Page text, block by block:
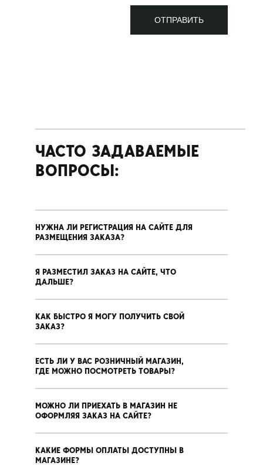
ЧАСТО ЗАДАВАЕМЫЕ
ВОПРОСЫ:
НУЖНА ЛИ РЕГИСТРАЦИЯ НА САЙТЕ ДЛЯ
РАЗМЕЩЕНИЯ ЗАКАЗА?
Я РАЗМЕСТИЛ ЗАКАЗ НА САЙТЕ, ЧТО
ДАЛЬШЕ?
КАК БЫСТРО Я МОГУ ПОЛУЧИТЬ СВОЙ
ЗАКАЗ?
ЕСТЬ ЛИ У ВАС РОЗНИЧНЫЙ МАГАЗИН,
ГДЕ МОЖНО ПОСМОТРЕТЬ ТОВАРЫ?
МОЖНО ЛИ ПРИЕХАТЬ В МАГАЗИН НЕ
ОФОРМЛЯЯ ЗАКАЗ НА САЙТЕ?
КАКИЕ ФОРМЫ ОПЛАТЫ ДОСТУПНЫ В
МАГАЗИНЕ?